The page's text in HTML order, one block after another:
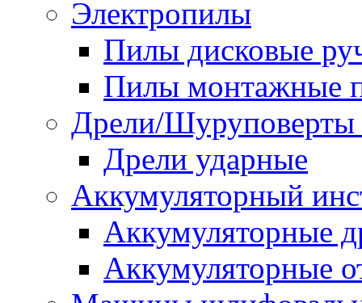
Электропилы
Пилы дисковые
Пилы монтажные
Дрели/Шуруповерты
Дрели ударные
Аккумуляторный
Аккумуляторные
Аккумуляторные